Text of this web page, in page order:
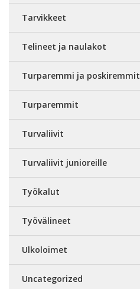
Tarvikkeet
Telineet ja naulakot
Turparemmi ja poskiremmit
Turparemmit
Turvaliivit
Turvaliivit junioreille
Työkalut
Työvälineet
Ulkoloimet
Uncategorized